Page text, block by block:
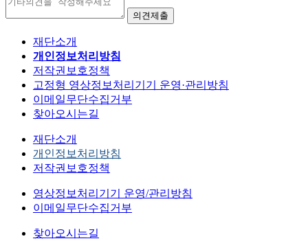
재단소개
개인정보처리방침
저작권보호정책
고정형 영상정보처리기기 운영·관리방침
이메일무단수집거부
찾아오시는길
재단소개
개인정보처리방침
저작권보호정책
영상정보처리기기 운영/관리방침
이메일무단수집거부
찾아오시는길